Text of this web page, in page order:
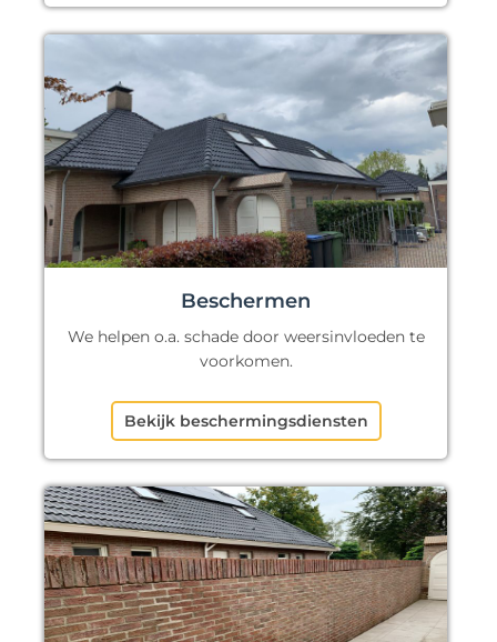
Beschermen
We helpen o.a. schade door weersinvloeden te
voorkomen.
Bekijk beschermingsdiensten